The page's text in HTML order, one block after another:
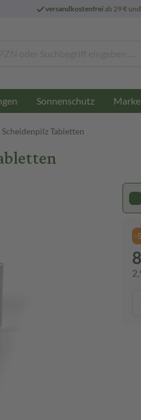
versandkostenfreiab 29 €
Sonnenschutz
Scheidenpilz Tabletten
-